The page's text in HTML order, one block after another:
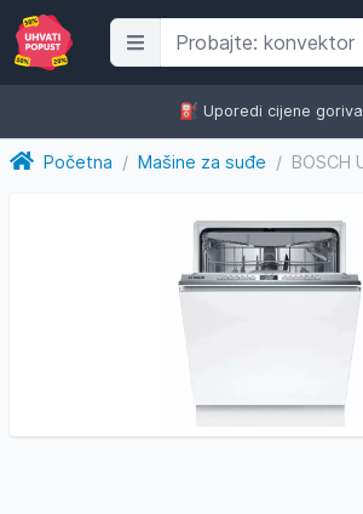
⛽️ Uporedi cijene goriva
Početna / Mašine za suđe /